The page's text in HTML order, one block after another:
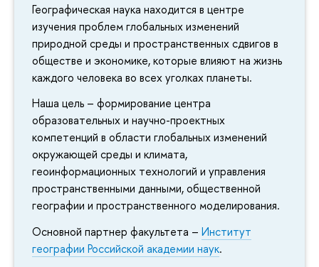
Географическая наука находится в центре
изучения проблем глобальных изменений
природной среды и пространственных сдвигов в
обществе и экономике, которые влияют на жизнь
каждого человека во всех уголках планеты.
Наша цель – формирование центра
образовательных и научно-проектных
компетенций в области глобальных изменений
окружающей среды и климата,
геоинформационных технологий и управления
пространственными данными, общественной
географии и пространственного моделирования.
Основной партнер факультета – Институт
географии Российской академии наук.